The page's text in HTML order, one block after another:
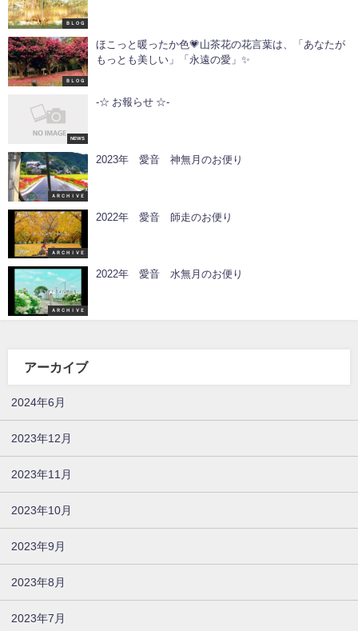
ＢＬＯＧ
ＢＬＯＧ
ほこっと暖ったか色💗山茶花の花言葉は、「あなたが
もっとも美しい」「永遠の愛」✨
NEWS
-☆ お報らせ ☆-
ＡＲＣＨＩＶＥ
2023年 愛音 神無月のお便り
ＡＲＣＨＩＶＥ
2022年 愛音 師走のお便り
ＡＲＣＨＩＶＥ
2022年 愛音 水無月のお便り
アーカイブ
2024年6月
2023年12月
2023年11月
2023年10月
2023年9月
2023年8月
2023年7月